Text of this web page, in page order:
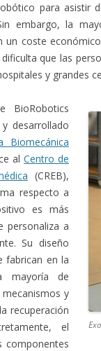
para asistir
embargo, la
un coste
que las
y grandes
BioRobotics
desarrollado
Biomecánica
alCentro de
(CREB),
respecto a
es más
personaliza a
Su diseño
fabrican en la
mayoría de
y
recuperación
el
componentes